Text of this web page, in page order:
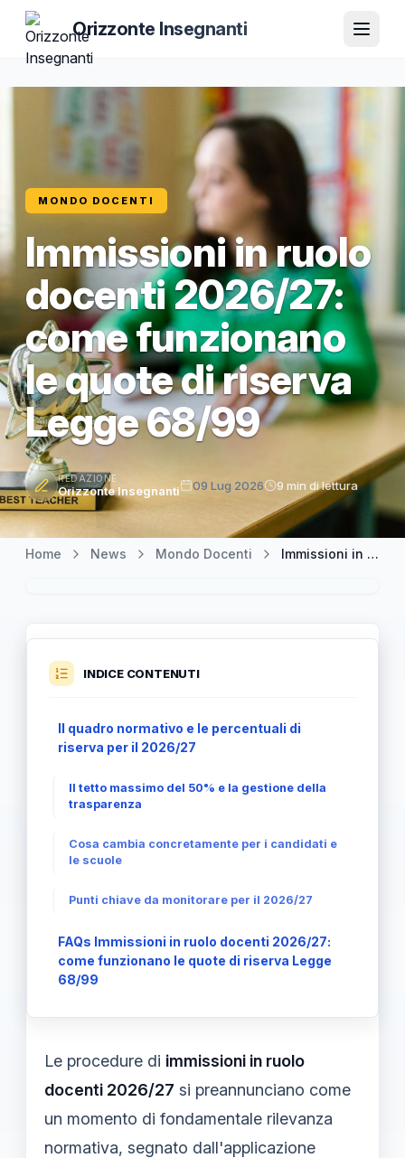
Orizzonte Insegnanti
MONDO DOCENTI
Immissioni in ruolo
docenti 2026/27:
come funzionano
le quote di riserva
Legge 68/99
REDAZIONE
Orizzonte Insegnanti 09 Lug 2026 9 min di lettura
Home News Mondo Docenti Immissioni in ruolo docenti 2026/27: come funzionano le quote di riserva Legge 68/99
INDICE CONTENUTI
Il quadro normativo e le percentuali di
riserva per il 2026/27
Il tetto massimo del 50% e la gestione della
trasparenza
Cosa cambia concretamente per i candidati e
le scuole
Punti chiave da monitorare per il 2026/27
FAQs Immissioni in ruolo docenti 2026/27:
come funzionano le quote di riserva Legge
68/99
Le procedure di immissioni in ruolo
docenti 2026/27 si preannunciano come
un momento di fondamentale rilevanza
normativa, segnato dall'applicazione